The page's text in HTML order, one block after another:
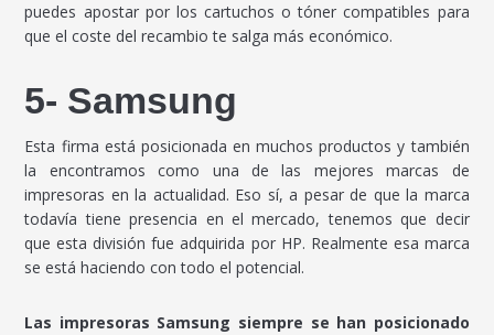
puedes apostar por los cartuchos o tóner compatibles para
que el coste del recambio te salga más económico.
5- Samsung
Esta firma está posicionada en muchos productos y también
la encontramos como una de las mejores marcas de
impresoras en la actualidad. Eso sí, a pesar de que la marca
todavía tiene presencia en el mercado, tenemos que decir
que esta división fue adquirida por HP. Realmente esa marca
se está haciendo con todo el potencial.
Las impresoras Samsung siempre se han posicionado